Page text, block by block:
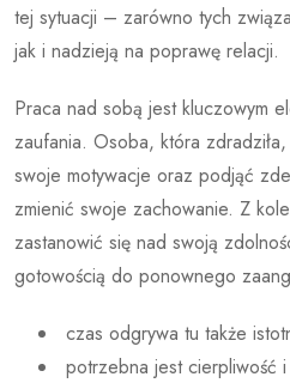
tej sytuacji – zarówno tych
jak i nadzieją na poprawę relacji.
Praca nad sobą jest kluczowym
zaufania. Osoba, która
swoje motywacje oraz podjąć
zmienić swoje zachowanie. Z
zastanowić się nad swoją
gotowością do ponownego
czas odgrywa tu także
potrzebna jest cierpliwość